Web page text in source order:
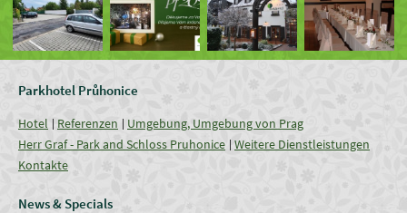
Parkhotel Průhonice
Hotel Referenzen
Umgebung, Umgebung von Prag
Herr Graf - Park and Schloss Pruhonice Weitere Dienstleistungen
Kontakte
News & Specials